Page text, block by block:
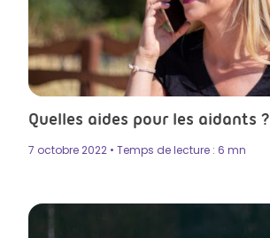
Quelles aides pour les aidants ?
7 octobre 2022 • Temps de lecture : 6 mn